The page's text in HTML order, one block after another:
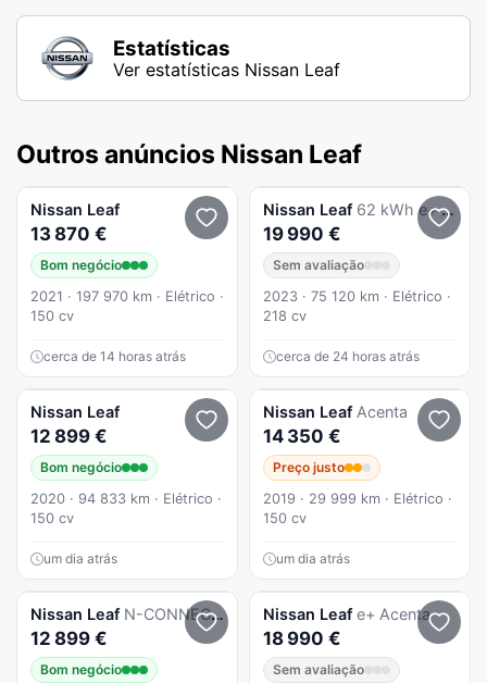
Estatísticas
Ver estatísticas Nissan Leaf
Outros anúncios Nissan Leaf
Nissan Leaf
13 870 €
Bom negócio
2021 · 197 970 km · Elétrico ·
150 cv
cerca de 14 horas atrás
Nissan Leaf 62 kWh e+ Tekna
19 990 €
Sem avaliação
2023 · 75 120 km · Elétrico ·
218 cv
cerca de 24 horas atrás
Nissan Leaf
12 899 €
Bom negócio
2020 · 94 833 km · Elétrico ·
150 cv
um dia atrás
Nissan Leaf Acenta
14 350 €
Preço justo
2019 · 29 999 km · Elétrico ·
150 cv
um dia atrás
Nissan Leaf N-CONNECTA 40Kwh (AUTO)
12 899 €
Bom negócio
Nissan Leaf e+ Acenta
18 990 €
Sem avaliação